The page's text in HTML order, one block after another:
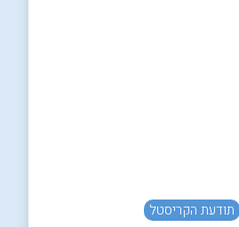
תודעת הקריסטל